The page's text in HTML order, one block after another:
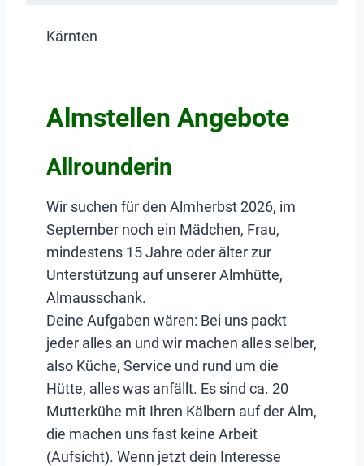
Kärnten
Almstellen Angebote
Allrounderin
Wir suchen für den Almherbst 2026, im
September noch ein Mädchen, Frau,
mindestens 15 Jahre oder älter zur
Unterstützung auf unserer Almhütte,
Almausschank.
Deine Aufgaben wären: Bei uns packt
jeder alles an und wir machen alles selber,
also Küche, Service und rund um die
Hütte, alles was anfällt. Es sind ca. 20
Mutterkühe mit Ihren Kälbern auf der Alm,
die machen uns fast keine Arbeit
(Aufsicht). Wenn jetzt dein Interesse